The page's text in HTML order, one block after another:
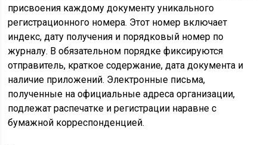
присвоения каждому документу уникального
регистрационного номера. Этот номер включает
индекс, дату получения и порядковый номер по
журналу. В обязательном порядке фиксируются
отправитель, краткое содержание, дата документа и
наличие приложений. Электронные письма,
полученные на официальные адреса организации,
подлежат распечатке и регистрации наравне с
бумажной корреспонденцией.